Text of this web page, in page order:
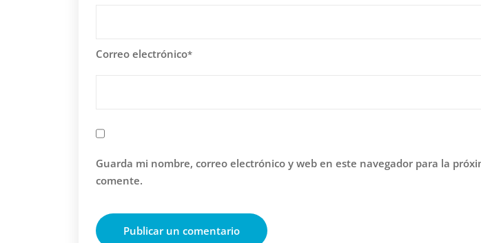
Correo electrónico*
Guarda mi nombre, correo electrónico y web en este navegador para la
comente.